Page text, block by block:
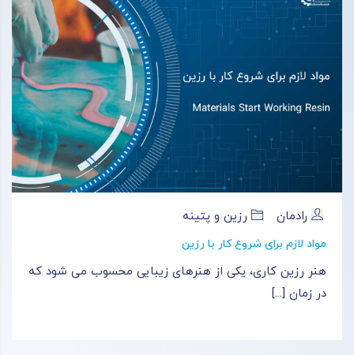
رادمان رزین و پتینه
مواد لازم برای شروع کار با رزین
هنر رزین کاری، یکی از هنرهای زیبایی محسوب می‌ شود که
در زمان [...]